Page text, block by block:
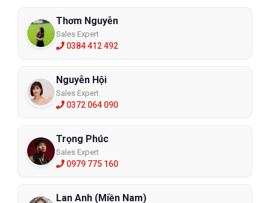
VV906
Thơm Nguyễn
Sales Expert
0384 412 492
Nguyễn Hội
Sales Expert
0372 064 090
Trọng Phúc
Sales Expert
0979 775 160
Lan Anh (Miền Nam)